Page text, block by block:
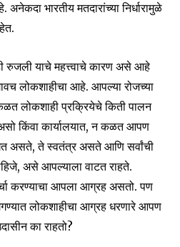
भारतीय मतदारांच्या निर्धारामुळे
रुजली याचे महत्त्वाचे कारण असे आहे
लोकशाहीचा आहे. आपल्या रोजच्या
लोकशाही प्रक्रियेचे किती पालन
किंवा कार्यालयात, न कळत आपण
मत असते, ते स्वतंत्र असते आणि सर्वांची
असे आपल्याला वाटत राहते.
करण्याचा आपला आग्रह असतो. पण
लोकशाहीचा आग्रह धरणारे आपण
का राहतो?